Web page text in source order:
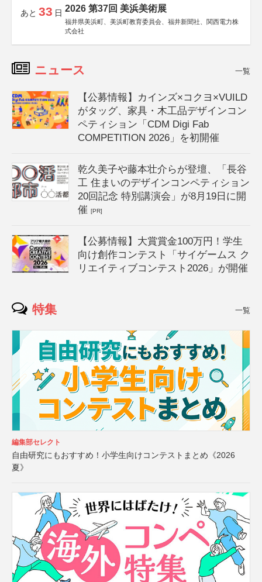
あと 33 日 2026 第37回 美浜美術展
福井県美浜町、美浜町教育委員会、福井新聞社、関西電力株
式会社
ニュース 一覧
【公募情報】カインズ×コクヨ×VUILD
がタッグ、家具・木工品デザインコン
ペティション「CDM Digi Fab
COMPETITION 2026」を初開催
乾久美子や藤本壮介らが登壇、「長谷
工 住まいのデザインコンペティション
20回記念 特別講演会」が8月19日に開
催[PR]
【公募情報】大賞賞金100万円！学生
向け創作コンテスト「サイゲームス ク
リエイティブコンテスト2026」が開催
特集 一覧
編集部セレクト
自由研究にもおすすめ！小学生向けコンテストまとめ《2026
夏》